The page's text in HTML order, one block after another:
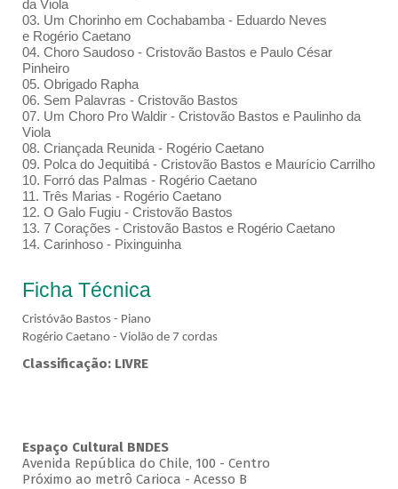
da Viola
03. Um Chorinho em Cochabamba - Eduardo Neves
e Rogério Caetano
04. Choro Saudoso - Cristovão Bastos e Paulo César
Pinheiro
05. Obrigado Rapha
06. Sem Palavras - Cristovão Bastos
07. Um Choro Pro Waldir - Cristovão Bastos e Paulinho da
Viola
08. Criançada Reunida - Rogério Caetano
09. Polca do Jequitibá - Cristovão Bastos e Maurício Carrilho
10. Forró das Palmas - Rogério Caetano
11. Três Marias - Rogério Caetano
12. O Galo Fugiu - Cristovão Bastos
13. 7 Corações - Cristovão Bastos e Rogério Caetano
14. Carinhoso - Pixinguinha
Ficha Técnica
Cristóvão Bastos - Piano
Rogério Caetano - Violão de 7 cordas
Classificação: LIVRE
Espaço Cultural BNDES
Avenida República do Chile, 100 - Centro
Próximo ao metrô Carioca - Acesso B